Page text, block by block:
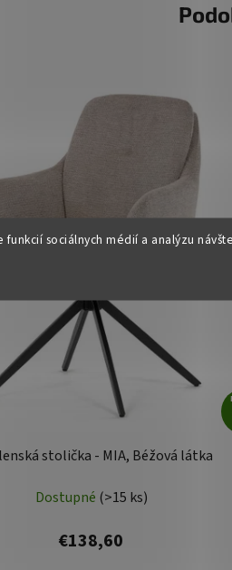
sociálnych médií a analýzu
stolička - MIA, Béžová látka
Dostupné (>15 ks)
€138,60